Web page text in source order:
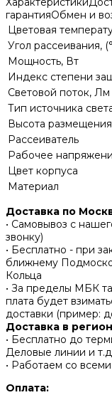
гарантияОбмен и
Цветовая
Угол рассеивания,
Мощность, Вт
Индекс степени
Световой поток, Лм
Тип источника
Высота
Рассеиватель
Рабочее
Цвет корпуса
Материал
Доставка по
• Самовывоз с
звонку)
• Бесплатно - при
ближнему
Кольца
• За пределы МБК
плата будет
доставки (пример:
Доставка в
• Бесплатно до
Деловые линии и
• Работаем со
Оплата: